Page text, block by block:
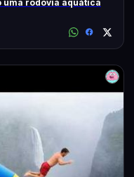
uma rodovia aquática